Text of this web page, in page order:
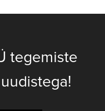
tegemiste